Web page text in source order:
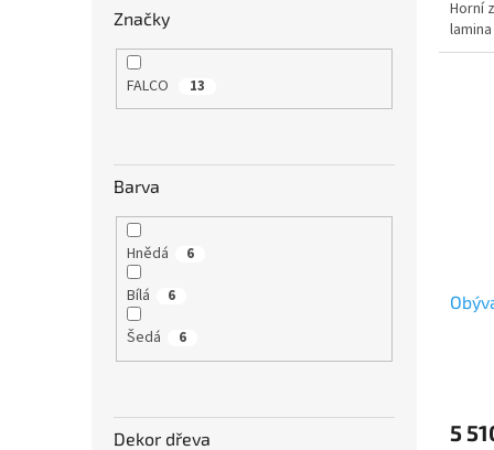
Značky
FALCO 13
Barva
Hnědá 6
Bílá 6
Šedá 6
Dekor dřeva
Horní
lamina
5